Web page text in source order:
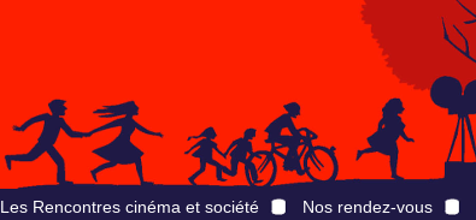
Les Rencontres cinéma et société Nos rendez-vous